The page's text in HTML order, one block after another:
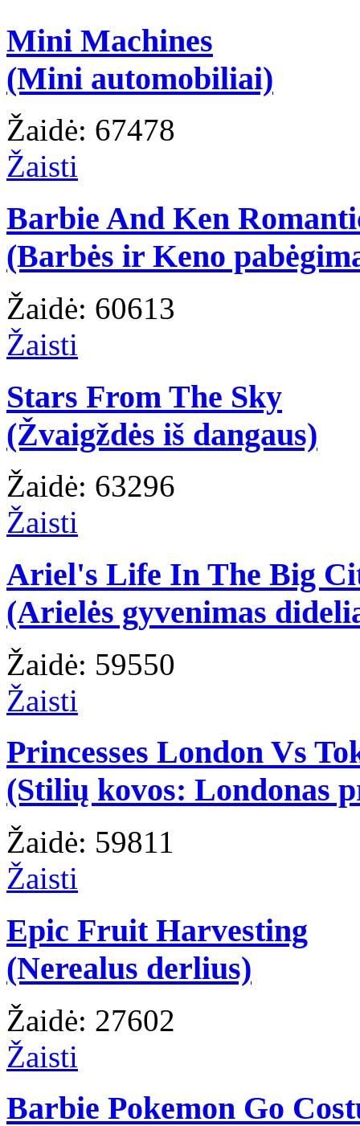
Mini Machines
(Mini automobiliai)
Žaidė: 67478
Žaisti
Barbie And Ken
(Barbės ir Keno
Žaidė: 60613
Žaisti
Stars From The Sky
(Žvaigždės iš dangaus)
Žaidė: 63296
Žaisti
Ariel's Life In The Big
(Arielės gyvenimas
Žaidė: 59550
Žaisti
Princesses London Vs
(Stilių kovos: Londonas
Žaidė: 59811
Žaisti
Epic Fruit Harvesting
(Nerealus derlius)
Žaidė: 27602
Žaisti
Barbie Pokemon Go